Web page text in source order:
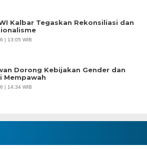
Kalbar Tegaskan Rekonsiliasi dan
| 13:05 WIB
Dorong Kebijakan Gender dan
Mempawah
| 14:34 WIB